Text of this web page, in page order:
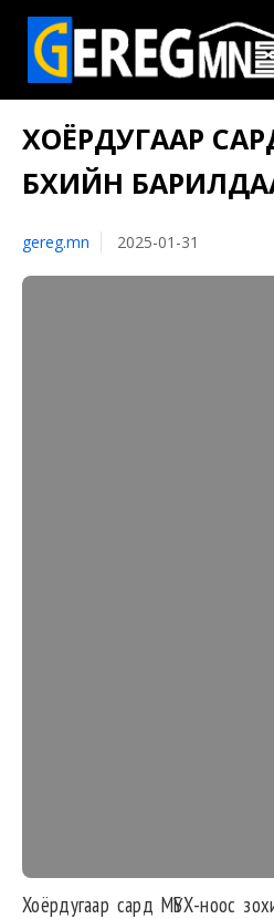
ХОЁРДУГААР
БӨХИЙН
gereg.mn 2025-01-31
Хоёрдугаар сард МҮБХ-ноос